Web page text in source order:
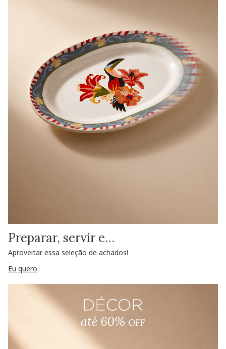
Preparar, servir e…
Aproveitar essa seleção de achados!
Eu quero